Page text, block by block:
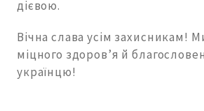
дієвою.
Вічна слава усім захисникам!
міцного здоров’я й
українцю!